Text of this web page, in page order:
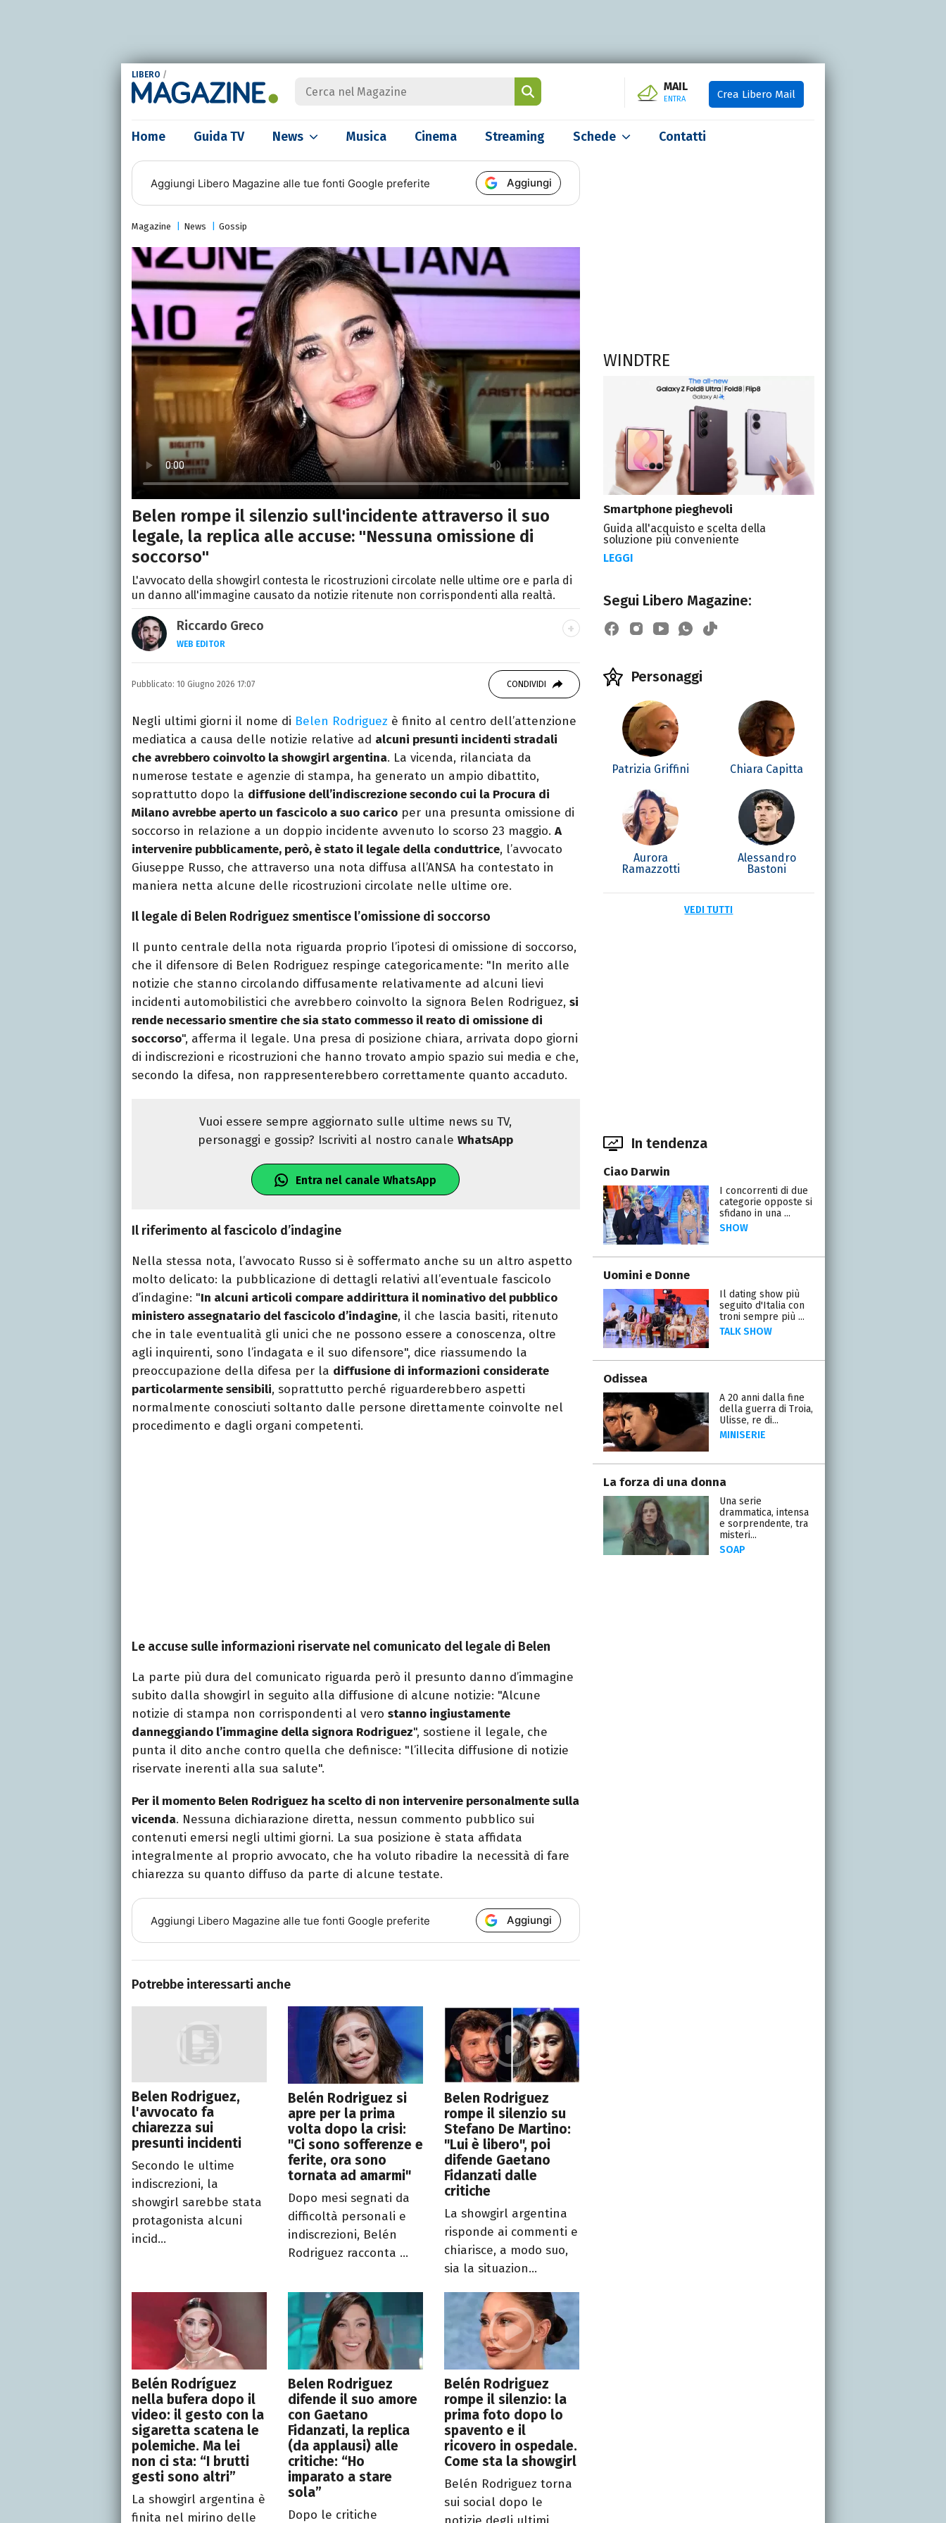
LIBERO /
MAIL
ENTRA Crea Libero Mail
Home Guida TV News Musica Cinema Streaming Schede Contatti
Aggiungi Libero Magazine alle tue fonti Google preferite Aggiungi
Magazine News Gossip
Belen rompe il silenzio sull'incidente attraverso il suo
legale, la replica alle accuse: "Nessuna omissione di
soccorso"
L'avvocato della showgirl contesta le ricostruzioni circolate nelle ultime ore e parla di
un danno all'immagine causato da notizie ritenute non corrispondenti alla realtà.
Riccardo Greco
WEB EDITOR
LINKEDIN
Si avvicina all'editoria studiando all'IED come Fashion Editor. Si
specializza poi in Comunicazione digitale, Giornalismo e Nuovi media
presso La Sapienza, collaborando con alcune testate ed uffici stampa.
Pubblicato: 10 Giugno 2026 17:07 CONDIVIDI
Negli ultimi giorni il nome di Belen Rodriguez è finito al centro dell’attenzione
mediatica a causa delle notizie relative ad alcuni presunti incidenti stradali
che avrebbero coinvolto la showgirl argentina. La vicenda, rilanciata da
numerose testate e agenzie di stampa, ha generato un ampio dibattito,
soprattutto dopo la diffusione dell’indiscrezione secondo cui la Procura di
Milano avrebbe aperto un fascicolo a suo carico per una presunta omissione di
soccorso in relazione a un doppio incidente avvenuto lo scorso 23 maggio. A
intervenire pubblicamente, però, è stato il legale della conduttrice, l’avvocato
Giuseppe Russo, che attraverso una nota diffusa all’ANSA ha contestato in
maniera netta alcune delle ricostruzioni circolate nelle ultime ore.
Il legale di Belen Rodriguez smentisce l’omissione di soccorso
Il punto centrale della nota riguarda proprio l’ipotesi di omissione di soccorso,
che il difensore di Belen Rodriguez respinge categoricamente: "In merito alle
notizie che stanno circolando diffusamente relativamente ad alcuni lievi
incidenti automobilistici che avrebbero coinvolto la signora Belen Rodriguez, si
rende necessario smentire che sia stato commesso il reato di omissione di
soccorso", afferma il legale. Una presa di posizione chiara, arrivata dopo giorni
di indiscrezioni e ricostruzioni che hanno trovato ampio spazio sui media e che,
secondo la difesa, non rappresenterebbero correttamente quanto accaduto.
Vuoi essere sempre aggiornato sulle ultime news su TV,
personaggi e gossip? Iscriviti al nostro canaleWhatsApp
Entra nel canale WhatsApp
Il riferimento al fascicolo d’indagine
Nella stessa nota, l’avvocato Russo si è soffermato anche su un altro aspetto
molto delicato: la pubblicazione di dettagli relativi all’eventuale fascicolo
d’indagine: "In alcuni articoli compare addirittura il nominativo del pubblico
ministero assegnatario del fascicolo d’indagine, il che lascia basiti, ritenuto
che in tale eventualità gli unici che ne possono essere a conoscenza, oltre
agli inquirenti, sono l’indagata e il suo difensore", dice riassumendo la
preoccupazione della difesa per la diffusione di informazioni considerate
particolarmente sensibili, soprattutto perché riguarderebbero aspetti
normalmente conosciuti soltanto dalle persone direttamente coinvolte nel
procedimento e dagli organi competenti.
Le accuse sulle informazioni riservate nel comunicato del legale di Belen
La parte più dura del comunicato riguarda però il presunto danno d’immagine
subito dalla showgirl in seguito alla diffusione di alcune notizie: "Alcune
notizie di stampa non corrispondenti al vero stanno ingiustamente
danneggiando l’immagine della signora Rodriguez", sostiene il legale, che
punta il dito anche contro quella che definisce: "l’illecita diffusione di notizie
riservate inerenti alla sua salute".
Per il momento Belen Rodriguez ha scelto di non intervenire personalmente sulla
vicenda. Nessuna dichiarazione diretta, nessun commento pubblico sui
contenuti emersi negli ultimi giorni. La sua posizione è stata affidata
integralmente al proprio avvocato, che ha voluto ribadire la necessità di fare
chiarezza su quanto diffuso da parte di alcune testate.
Aggiungi Libero Magazine alle tue fonti Google preferite Aggiungi
Potrebbe interessarti anche
Belen Rodriguez,
l'avvocato fa
chiarezza sui
presunti incidenti
Secondo le ultime
indiscrezioni, la
showgirl sarebbe stata
protagonista alcuni
incid...
Belén Rodriguez si
apre per la prima
volta dopo la crisi:
"Ci sono sofferenze e
ferite, ora sono
tornata ad amarmi"
Dopo mesi segnati da
difficoltà personali e
indiscrezioni, Belén
Rodriguez racconta ...
Belen Rodriguez
rompe il silenzio su
Stefano De Martino:
"Lui è libero", poi
difende Gaetano
Fidanzati dalle
critiche
La showgirl argentina
risponde ai commenti e
chiarisce, a modo suo,
sia la situazion...
Belén Rodríguez
nella bufera dopo il
video: il gesto con la
sigaretta scatena le
polemiche. Ma lei
non ci sta: “I brutti
gesti sono altri”
La showgirl argentina è
finita nel mirino delle
Belen Rodriguez
difende il suo amore
con Gaetano
Fidanzati, la replica
(da applausi) alle
critiche: “Ho
imparato a stare
sola”
Dopo le critiche
Belén Rodriguez
rompe il silenzio: la
prima foto dopo lo
spavento e il
ricovero in ospedale.
Come sta la showgirl
Belén Rodriguez torna
sui social dopo le
WINDTRE
Smartphone pieghevoli
Guida all'acquisto e scelta della
soluzione più conveniente
LEGGI
Segui Libero Magazine:
Personaggi
Patrizia Griffini Chiara Capitta
Aurora
Ramazzotti
Alessandro
Bastoni
VEDI TUTTI
In tendenza
Ciao Darwin
I concorrenti di due
categorie opposte si
sfidano in una ...
SHOW
Uomini e Donne
Il dating show più
seguito d'Italia con
troni sempre più ...
TALK SHOW
Odissea
A 20 anni dalla fine
della guerra di Troia,
Ulisse, re di...
MINISERIE
La forza di una donna
Una serie
drammatica, intensa
e sorprendente, tra
misteri...
SOAP